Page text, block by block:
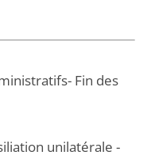
Fin des
unilatérale -